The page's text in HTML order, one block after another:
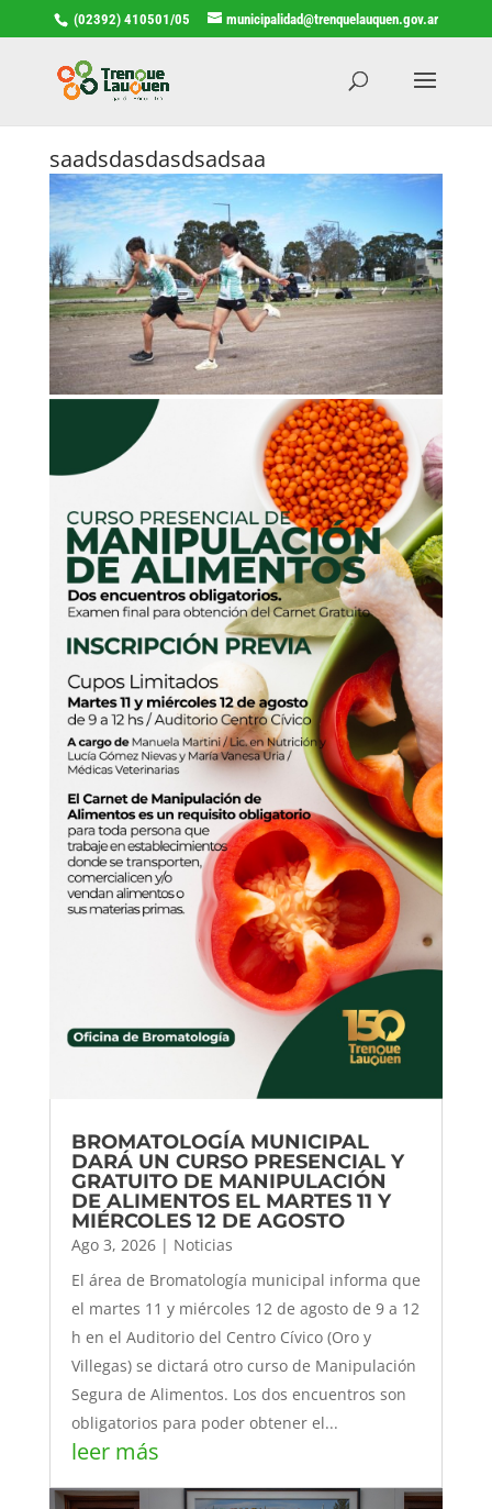
(02392) 410501/05 municipalidad@trenquelauquen.gov.ar
saadsdasdasdsadsaa
BROMATOLOGÍA MUNICIPAL
DARÁ UN CURSO PRESENCIAL Y
GRATUITO DE MANIPULACIÓN
DE ALIMENTOS EL MARTES 11 Y
MIÉRCOLES 12 DE AGOSTO
Ago 3, 2026| Noticias
El área de Bromatología municipal informa que
el martes 11 y miércoles 12 de agosto de 9 a 12
h en el Auditorio del Centro Cívico (Oro y
Villegas) se dictará otro curso de Manipulación
Segura de Alimentos. Los dos encuentros son
obligatorios para poder obtener el...
leer más